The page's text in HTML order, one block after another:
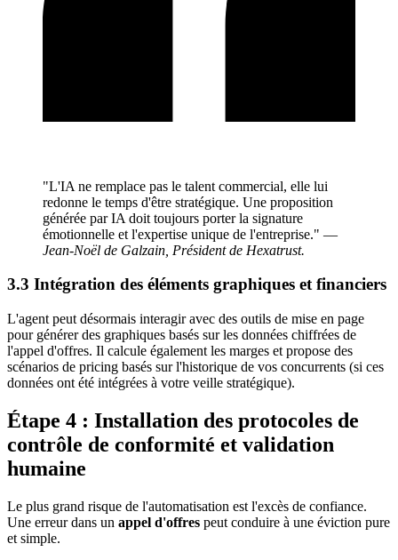
"L'IA ne remplace pas le talent commercial, elle lui
redonne le temps d'être stratégique. Une proposition
générée par IA doit toujours porter la signature
émotionnelle et l'expertise unique de l'entreprise." —
Jean-Noël de Galzain, Président de Hexatrust.
3.3 Intégration des éléments graphiques et financiers
L'agent peut désormais interagir avec des outils de mise en page
pour générer des graphiques basés sur les données chiffrées de
l'appel d'offres. Il calcule également les marges et propose des
scénarios de pricing basés sur l'historique de vos concurrents (si ces
données ont été intégrées à votre veille stratégique).
Étape 4 : Installation des protocoles de
contrôle de conformité et validation
humaine
Le plus grand risque de l'automatisation est l'excès de confiance.
Une erreur dans un appel d'offres peut conduire à une éviction pure
et simple.